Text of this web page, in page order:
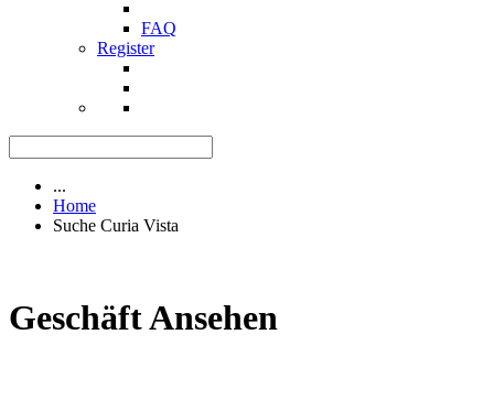
FAQ
Register
...
Home
Suche Curia Vista
Geschäft Ansehen